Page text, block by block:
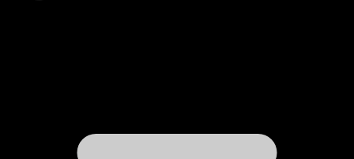
надо, и общество имеет право знать всё. А
президент, в свою очередь, обязан